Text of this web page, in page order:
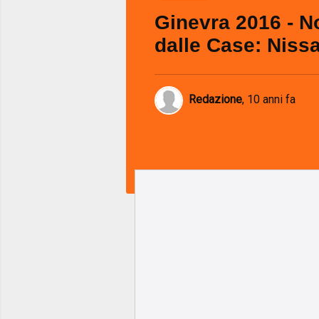
Ginevra 2016 -
dalle Case:
Redazione, 10 anni fa